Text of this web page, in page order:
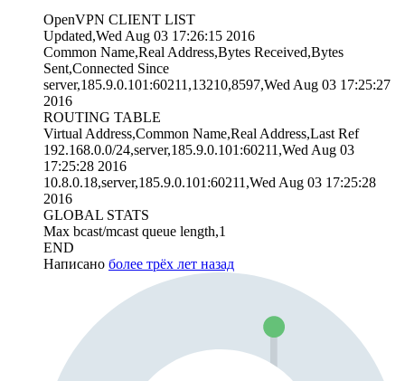
OpenVPN CLIENT LIST
Updated,Wed Aug 03 17:26:15 2016
Common Name,Real Address,Bytes Received,Bytes
Sent,Connected Since
server,185.9.0.101:60211,13210,8597,Wed Aug 03 17:25:27
2016
ROUTING TABLE
Virtual Address,Common Name,Real Address,Last Ref
192.168.0.0/24,server,185.9.0.101:60211,Wed Aug 03
17:25:28 2016
10.8.0.18,server,185.9.0.101:60211,Wed Aug 03 17:25:28
2016
GLOBAL STATS
Max bcast/mcast queue length,1
END
Написано более трёх лет назад